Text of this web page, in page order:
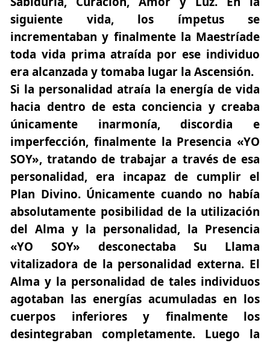
siguiente vida, los ímpetus se
incrementaban y finalmente la Maestríade
toda vida prima atraída por ese individuo
era alcanzada y tomaba lugar la Ascensión.
Si la personalidad atraía la energía de vida
hacia dentro de esta conciencia y creaba
únicamente inarmonía, discordia e
imperfección, finalmente la Presencia «YO
SOY», tratando de trabajar a través de esa
personalidad, era incapaz de cumplir el
Plan Divino. Únicamente cuando no había
absolutamente posibilidad de la utilización
del Alma y la personalidad, la Presencia
«YO SOY» desconectaba Su Llama
vitalizadora de la personalidad externa. El
Alma y la personalidad de tales individuos
agotaban las energías acumuladas en los
cuerpos inferiores y finalmente los
desintegraban completamente. Luego la